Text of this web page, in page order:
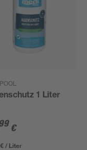
1 Liter
€
/ Liter